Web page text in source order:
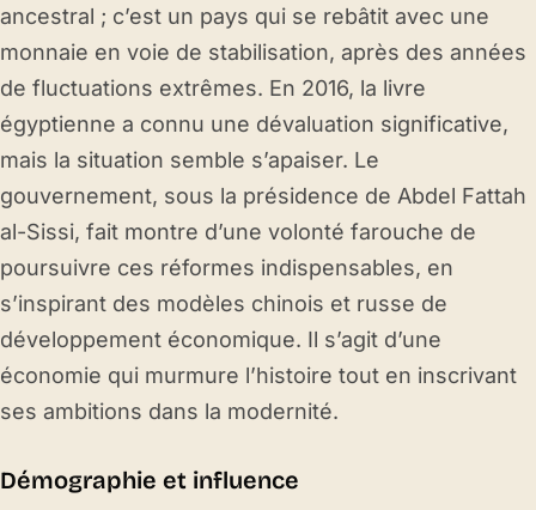
ancestral ; c’est un pays qui se rebâtit avec une
monnaie en voie de stabilisation, après des années
de fluctuations extrêmes. En 2016, la livre
égyptienne a connu une dévaluation significative,
mais la situation semble s’apaiser. Le
gouvernement, sous la présidence de Abdel Fattah
al-Sissi, fait montre d’une volonté farouche de
poursuivre ces réformes indispensables, en
s’inspirant des modèles chinois et russe de
développement économique. Il s’agit d’une
économie qui murmure l’histoire tout en inscrivant
ses ambitions dans la modernité.
Démographie et influence